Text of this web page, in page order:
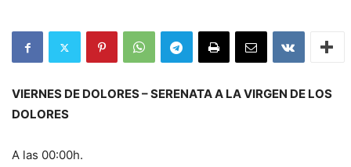
VIERNES DE DOLORES – SERENATA A LA VIRGEN DE LOS
DOLORES
A las 00:00h.